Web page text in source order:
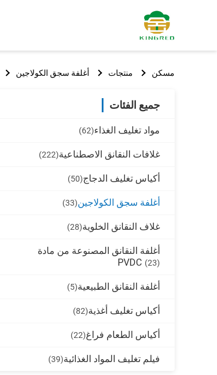
مسكن منتجات أغلفة سجق الكولاجين
جميع الفئات
مواد تغليف الغذاء(62)
غلافات النقانق الاصطناعية(222)
أكياس تغليف الدجاج(50)
أغلفة سجق الكولاجين(33)
غلاف النقانق الخلوية(28)
أغلفة النقانق المصنوعة من مادة
PVDC (23)
أغلفة النقانق الطبيعية(5)
أكياس تغليف أغذية(82)
أكياس الطعام فراغ(22)
فيلم تغليف المواد الغذائية(39)